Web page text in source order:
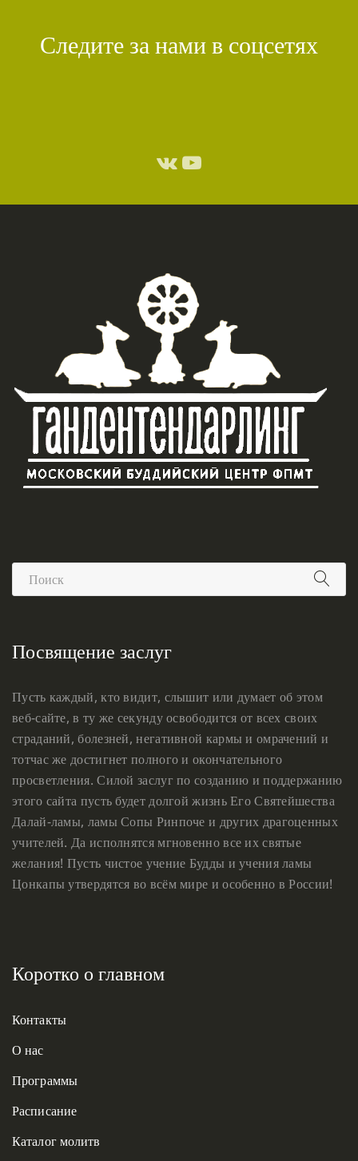
СТИХИЙНЫЕ БЕДСТВИЯ
Следите за нами в соцсетях
Посвящение заслуг
Пусть каждый, кто видит, слышит или думает об этом
веб-сайте, в ту же секунду освободится от всех своих
страданий, болезней, негативной кармы и омрачений и
тотчас же достигнет полного и окончательного
просветления. Силой заслуг по созданию и поддержанию
этого сайта пусть будет долгой жизнь Его Святейшества
Далай-ламы, ламы Сопы Ринпоче и других драгоценных
учителей. Да исполнятся мгновенно все их святые
желания! Пусть чистое учение Будды и учения ламы
Цонкапы утвердятся во всём мире и особенно в России!
Коротко о главном
Контакты
О нас
Программы
Расписание
Каталог молитв